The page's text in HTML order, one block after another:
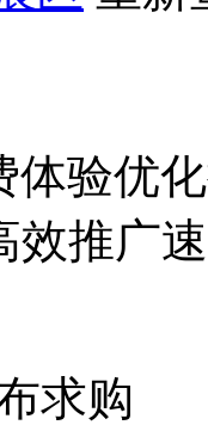
体验优
推广
求购